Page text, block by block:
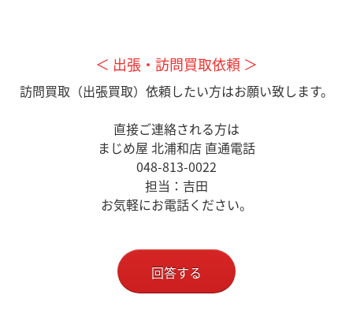
＜ 出張・訪問買取依頼 ＞
訪問買取（出張買取）依頼したい方はお願い致します。
直接ご連絡される方は
まじめ屋 北浦和店 直通電話
048-813-0022
担当：吉田
お気軽にお電話ください。
回答する